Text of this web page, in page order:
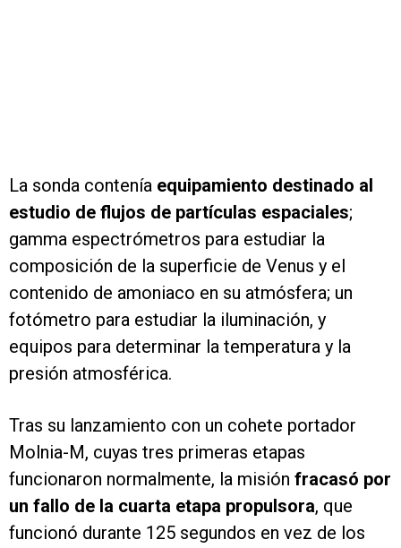
La sonda contenía equipamiento destinado al
estudio de flujos de partículas espaciales;
gamma espectrómetros para estudiar la
composición de la superficie de Venus y el
contenido de amoniaco en su atmósfera; un
fotómetro para estudiar la iluminación, y
equipos para determinar la temperatura y la
presión atmosférica.
Tras su lanzamiento con un cohete portador
Molnia-M, cuyas tres primeras etapas
funcionaron normalmente, la misión fracasó por
un fallo de la cuarta etapa propulsora, que
funcionó durante 125 segundos en vez de los